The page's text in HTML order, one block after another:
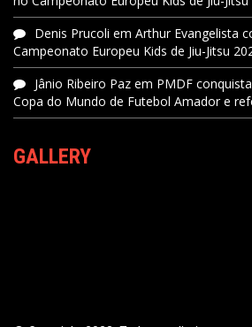
Denis Prucoli em Arthur Evangelista
Campeonato Europeu Kids de Jiu-Jitsu
Jânio Ribeiro Paz em PMDF
Copa do Mundo de Futebol Amador e
GALLERY